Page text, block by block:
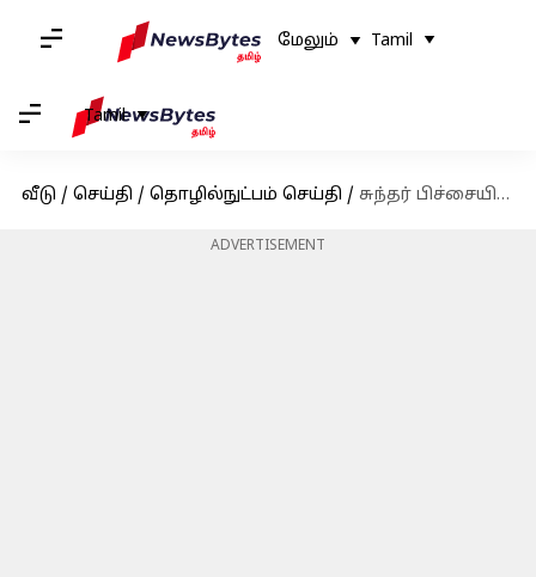
மேலும் Tamil
Tamil
வீடு / செய்தி / தொழில்நுட்பம் செய்தி / சுந்தர் பிச்சையின் ஊதிய உயர்வு - அதிருப்தியடைந்த கூகுள் ஊழியர்கள்
ADVERTISEMENT